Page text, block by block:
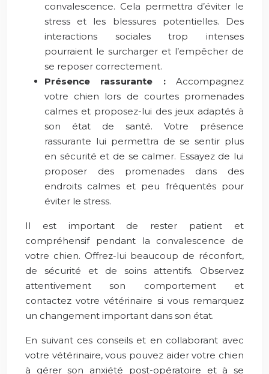
convalescence. Cela permettra d’éviter le
stress et les blessures potentielles. Des
interactions sociales trop intenses
pourraient le surcharger et l’empêcher de
se reposer correctement.
Présence rassurante : Accompagnez
votre chien lors de courtes promenades
calmes et proposez-lui des jeux adaptés à
son état de santé. Votre présence
rassurante lui permettra de se sentir plus
en sécurité et de se calmer. Essayez de lui
proposer des promenades dans des
endroits calmes et peu fréquentés pour
éviter le stress.
Il est important de rester patient et
compréhensif pendant la convalescence de
votre chien. Offrez-lui beaucoup de réconfort,
de sécurité et de soins attentifs. Observez
attentivement son comportement et
contactez votre vétérinaire si vous remarquez
un changement important dans son état.
En suivant ces conseils et en collaborant avec
votre vétérinaire, vous pouvez aider votre chien
à gérer son anxiété post-opératoire et à se